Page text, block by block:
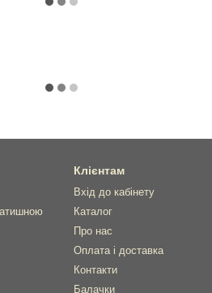
Клієнтам
Вхід до кабінету
Каталог
Про нас
Оплата і доставка
Контакти
Балачки